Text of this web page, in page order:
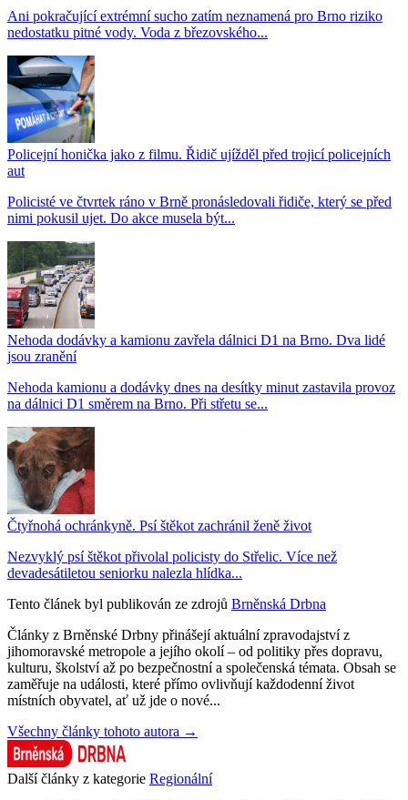
Ani pokračující extrémní sucho zatím neznamená pro Brno riziko
nedostatku pitné vody. Voda z březovského...
Policejní honička jako z filmu. Řidič ujížděl před trojicí policejních
aut
Policisté ve čtvrtek ráno v Brně pronásledovali řidiče, který se před
nimi pokusil ujet. Do akce musela být...
Nehoda dodávky a kamionu zavřela dálnici D1 na Brno. Dva lidé
jsou zranění
Nehoda kamionu a dodávky dnes na desítky minut zastavila provoz
na dálnici D1 směrem na Brno. Při střetu se...
Čtyřnohá ochránkyně. Psí štěkot zachránil ženě život
Nezvyklý psí štěkot přivolal policisty do Střelic. Více než
devadesátiletou seniorku nalezla hlídka...
Tento článek byl publikován ze zdrojů Brněnská Drbna
Články z Brněnské Drbny přinášejí aktuální zpravodajství z
jihomoravské metropole a jejího okolí – od politiky přes dopravu,
kulturu, školství až po bezpečnostní a společenská témata. Obsah se
zaměřuje na události, které přímo ovlivňují každodenní život
místních obyvatel, ať už jde o nové...
Všechny články tohoto autora →
Další články z kategorie Regionální